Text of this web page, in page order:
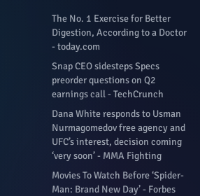
The No. 1 Exercise for Better
Digestion, According to a Doctor
- today.com
Snap CEO sidesteps Specs
preorder questions on Q2
earnings call - TechCrunch
Dana White responds to Usman
Nurmagomedov free agency and
UFC’s interest, decision coming
‘very soon’ - MMA Fighting
Movies To Watch Before ‘Spider-
Man: Brand New Day’ - Forbes